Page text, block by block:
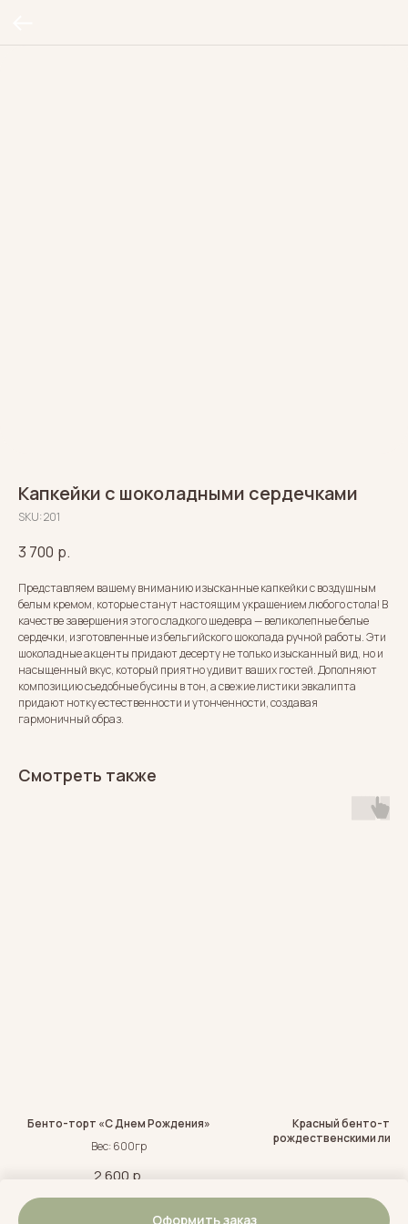
Капкейки с шоколадными сердечками
SKU:201
3 700 р.
Оформить заказ
Представляем вашему вниманию изысканные капкейки с воздушным
белым кремом, которые станут настоящим украшением любого стола! В
качестве завершения этого сладкого шедевра — великолепные белые
сердечки, изготовленные из бельгийского шоколада ручной работы. Эти
шоколадные акценты придают десерту не только изысканный вид, но и
насыщенный вкус, который приятно удивит ваших гостей. Дополняют
композицию съедобные бусины в тон, а свежие листики эвкалипта
придают нотку естественности и утонченности, создавая
гармоничный образ.
Смотреть также
Бенто-торт «С Днем Рождения»
Вес: 600гр
2 600 р.
Красный бенто-
рождественскими